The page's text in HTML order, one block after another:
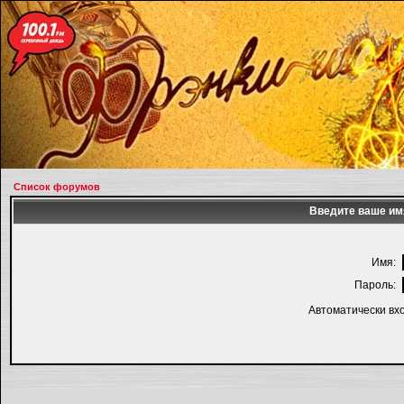
Список форумов
Введите ваше
Имя:
Пароль:
Автоматически